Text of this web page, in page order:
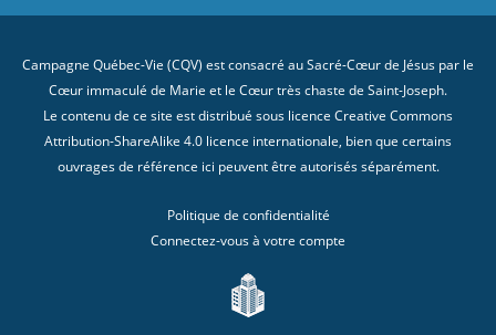
Campagne Québec-Vie (CQV) est consacré au Sacré-Cœur de Jésus par le
Cœur immaculé de Marie et le Cœur très chaste de Saint-Joseph.
Le contenu de ce site est distribué sous licence Creative Commons
Attribution-ShareAlike 4.0 licence internationale, bien que certains
ouvrages de référence ici peuvent être autorisés séparément.
Politique de confidentialité
Connectez-vous à votre compte